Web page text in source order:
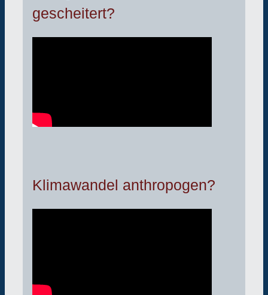
gescheitert?
Klimawandel anthropogen?